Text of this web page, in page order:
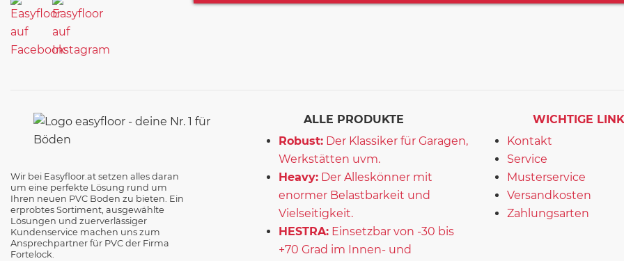
Wir bei Easyfloor.at setzen alles daran
um eine perfekte Lösung rund um
Ihren neuen PVC Boden zu bieten. Ein
erprobtes Sortiment, ausgewählte
Lösungen und zuerverlässiger
Kundenservice machen uns zum
Ansprechpartner für PVC der Firma
Fortelock.
ALLE PRODUKTE
Robust: Der Klassiker für Garagen,
Werkstätten uvm.
Heavy: Der Alleskönner mit
enormer Belastbarkeit und
Vielseitigkeit.
HESTRA: Einsetzbar von -30 bis
+70 Grad im Innen- und
WICHTIGE
Kontakt
Service
Musterservice
Versandkosten
Zahlungsarten